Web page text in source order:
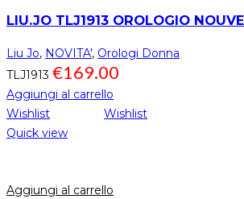
LIU.JO TLJ1913 OROLOGIO
Liu Jo, NOVITA', Orologi Donna
TLJ1913 €169.00
Aggiungi al carrello
Wishlist
Wishlist
Quick view
Aggiungi al carrello